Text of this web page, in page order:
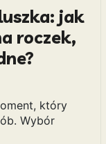
jak
roczek,
który
Wybór